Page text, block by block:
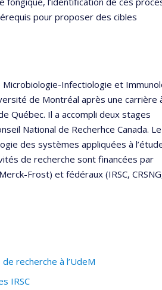
pour proposer des cibles
Infectiologie et
de Montréal après une carrière
Québec. Il a accompli deux stages
National de Recherhce Canada.
des systèmes appliquées à
de recherche sont financées par
Frost) et fédéraux (IRSC,
recherche à l’UdeM
IRSC